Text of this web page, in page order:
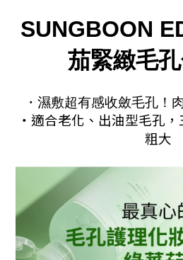
SUNGBOON
茄緊緻毛
・濕敷超有感收斂毛孔！
・適合老化、出油型毛孔
粗大